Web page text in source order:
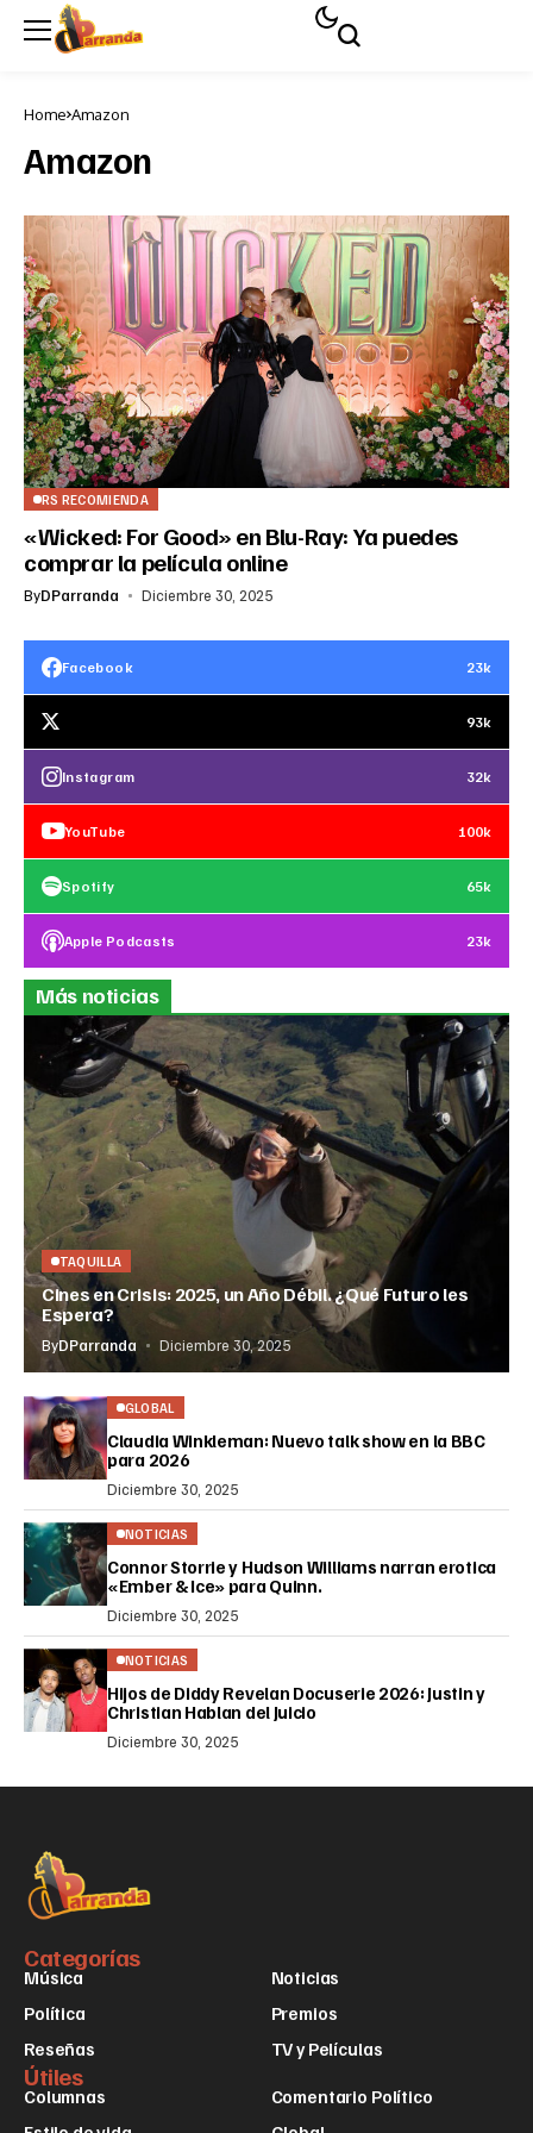
Home Amazon
Amazon
RS RECOMIENDA
«Wicked: For Good» en Blu-Ray: Ya puedes
comprar la película online
ByDParranda Diciembre 30, 2025
Facebook 23k
93k
Instagram 32k
YouTube 100k
Spotify 65k
Apple Podcasts 23k
Más noticias
TAQUILLA
Cines en Crisis: 2025, un Año Débil. ¿Qué Futuro les
Espera?
ByDParranda Diciembre 30, 2025
GLOBAL
Claudia Winkleman: Nuevo talk show en la BBC
para 2026
Diciembre 30, 2025
NOTICIAS
Connor Storrie y Hudson Williams narran erotica
«Ember & Ice» para Quinn.
Diciembre 30, 2025
NOTICIAS
Hijos de Diddy Revelan Docuserie 2026: Justin y
Christian Hablan del Juicio
Diciembre 30, 2025
Categorías
Música
Noticias
Política
Premios
Reseñas
TV y Películas
Útiles
Columnas
Comentario Político